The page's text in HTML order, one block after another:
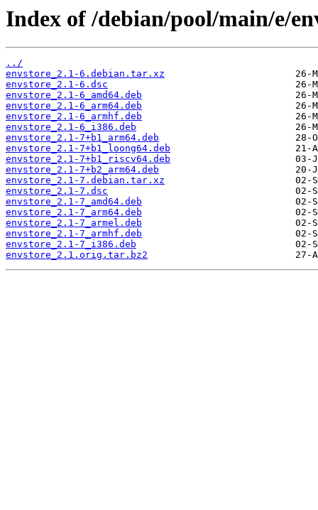
Index of /debian/pool/main/e/
../
envstore_2.1-6.debian.tar.xz
envstore_2.1-6.dsc
envstore_2.1-6_amd64.deb
envstore_2.1-6_arm64.deb
envstore_2.1-6_armhf.deb
envstore_2.1-6_i386.deb
envstore_2.1-7+b1_arm64.deb
envstore_2.1-7+b1_loong64.deb
envstore_2.1-7+b1_riscv64.deb
envstore_2.1-7+b2_arm64.deb
envstore_2.1-7.debian.tar.xz
envstore_2.1-7.dsc
envstore_2.1-7_amd64.deb
envstore_2.1-7_arm64.deb
envstore_2.1-7_armel.deb
envstore_2.1-7_armhf.deb
envstore_2.1-7_i386.deb
envstore_2.1.orig.tar.bz2